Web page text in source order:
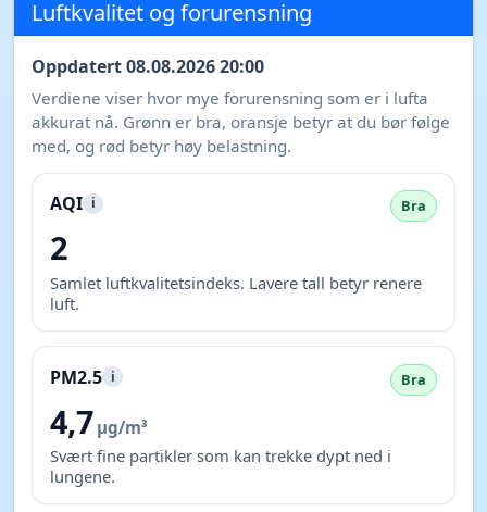
Luftkvalitet og forurensning
Oppdatert 08.08.2026 20:00
Verdiene viser hvor mye forurensning som er i lufta
akkurat nå. Grønn er bra, oransje betyr at du bør følge
med, og rød betyr høy belastning.
AQI i Bra
2
Samlet luftkvalitetsindeks. Lavere tall betyr renere
luft.
PM2.5 i Bra
4,7 µg/m³
Svært fine partikler som kan trekke dypt ned i
lungene.